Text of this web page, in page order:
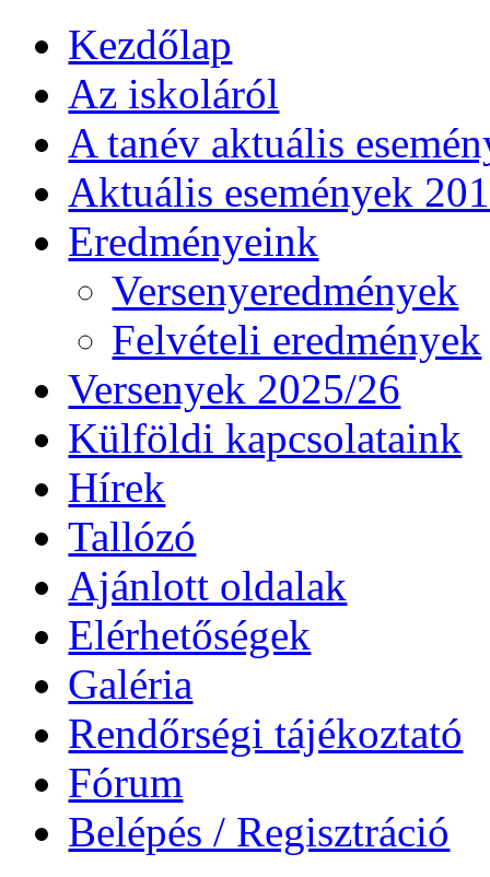
Kezdőlap
Az iskoláról
A tanév aktuális
Aktuális események
Eredményeink
Versenyeredmények
Felvételi eredmények
Versenyek 2025/26
Külföldi kapcsolataink
Hírek
Tallózó
Ajánlott oldalak
Elérhetőségek
Galéria
Rendőrségi tájékoztató
Fórum
Belépés / Regisztráció